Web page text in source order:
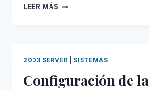
LEER MÁS CONFIGURAR
2003
SERVER
(PRINCIPIO)
2003 SERVER SISTEMAS
Configuración de la